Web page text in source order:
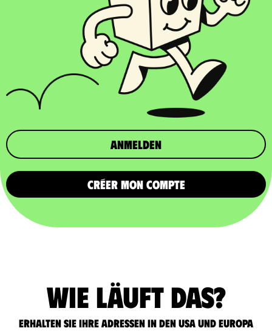
Anmelden
CRÉER MON COMPTE
Wie läuft das?
Erhalten Sie Ihre Adressen in den USA und Europa